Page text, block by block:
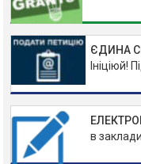
ЄДИНА
Ініціюй!
в